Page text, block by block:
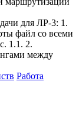
для ЛР-3: 1.
файл со всеми
1.1. 2.
между
Работа